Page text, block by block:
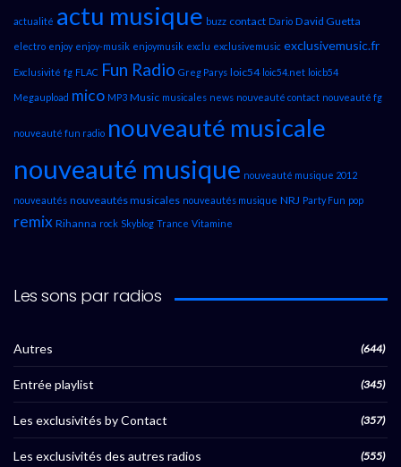
actualité actu musique buzz contact Dario David Guetta
electro enjoy enjoy-musik enjoymusik exclu exclusivemusic exclusivemusic.fr
Exclusivité fg FLAC Fun Radio Greg Parys loic54 loic54.net loicb54
Megaupload mico MP3 Music musicales news nouveauté contact nouveauté fg
nouveauté fun radio nouveauté musicale
nouveauté musique nouveauté musique 2012
nouveautés nouveautés musicales nouveautés musique NRJ Party Fun pop
remix Rihanna rock Skyblog Trance Vitamine
Les sons par radios
Autres (644)
Entrée playlist (345)
Les exclusivités by Contact (357)
Les exclusivités des autres radios (555)